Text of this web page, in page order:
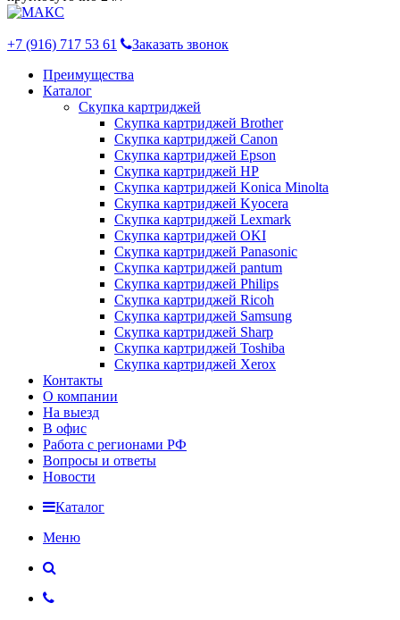
+7 (916) 717 53 61
Заказать звонок
Преимущества
Каталог
Скупка картриджей
Скупка картриджей Brother
Скупка картриджей Canon
Скупка картриджей Epson
Скупка картриджей HP
Скупка картриджей Konica Minolta
Скупка картриджей Kyocera
Скупка картриджей Lexmark
Скупка картриджей OKI
Скупка картриджей Panasonic
Скупка картриджей pantum
Скупка картриджей Philips
Скупка картриджей Ricoh
Скупка картриджей Samsung
Скупка картриджей Sharp
Скупка картриджей Toshiba
Скупка картриджей Xerox
Контакты
О компании
На выезд
В офис
Работа с регионами РФ
Вопросы и ответы
Новости
Каталог
Меню